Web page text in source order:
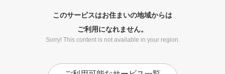
このサービスはお住まいの地域からは
ご利用になれません。
Sorry! This content is not available in your region.